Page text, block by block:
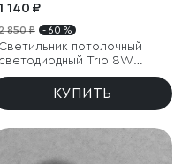
140 ₽
850 ₽ - 60 %
Светильник потолочный
светодиодный Trio 8W
4000K белый
КУПИТЬ